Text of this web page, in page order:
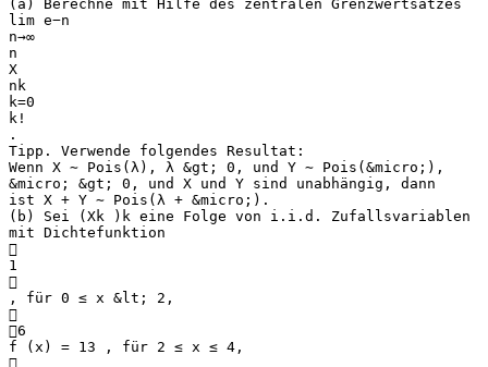
(a) Berechne mit Hilfe des zentralen Grenzwertsatzes
lim e−n
n→∞
n
X
nk
k=0
k!
.
Tipp. Verwende folgendes Resultat:
Wenn X ∼ Pois(λ), λ &gt; 0, und Y ∼ Pois(&micro;),
&micro; &gt; 0, und X und Y sind unabhängig, dann
ist X + Y ∼ Pois(λ + &micro;).
(b) Sei (Xk )k eine Folge von i.i.d. Zufallsvariablen
mit Dichtefunktion

1

, für 0 ≤ x &lt; 2,

6
f (x) = 13 , für 2 ≤ x ≤ 4,
